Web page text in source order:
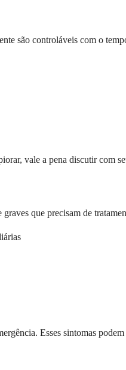
são controláveis com o
vale a pena discutir com
que precisam de
Esses sintomas